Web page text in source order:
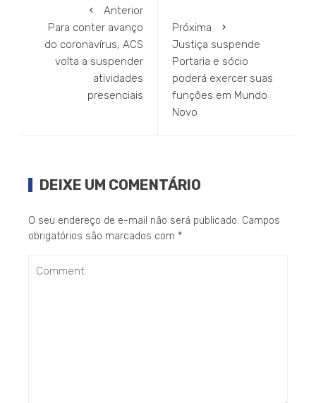
Anterior
Para conter avanço
do coronavírus, ACS
volta a suspender
atividades
presenciais
Próxima
Justiça suspende
Portaria e sócio
poderá exercer suas
funções em Mundo
Novo
DEIXE UM COMENTÁRIO
O seu endereço de e-mail não será publicado. Campos
obrigatórios são marcados com *